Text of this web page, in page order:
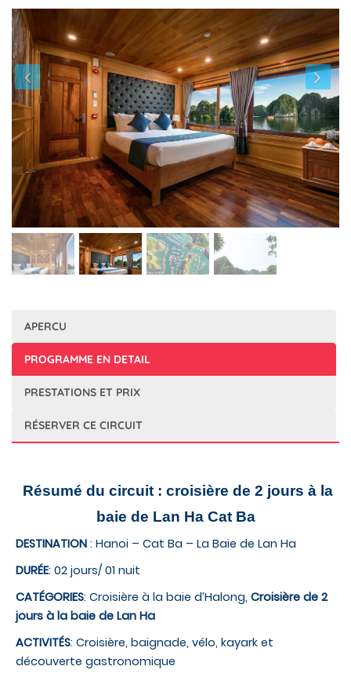
APERCU
PROGRAMME EN DETAIL
PRESTATIONS ET PRIX
RÉSERVER CE CIRCUIT
Résumé du circuit : croisière de 2 jours à la
baie de Lan Ha Cat Ba
DESTINATION : Hanoi – Cat Ba – La Baie de Lan Ha
DURÉE: 02 jours/ 01 nuit
CATÉGORIES: Croisière à la baie d’Halong, Croisière de 2
jours à la baie de Lan Ha
ACTIVITÉS: Croisière, baignade, vélo, kayark et
découverte gastronomique